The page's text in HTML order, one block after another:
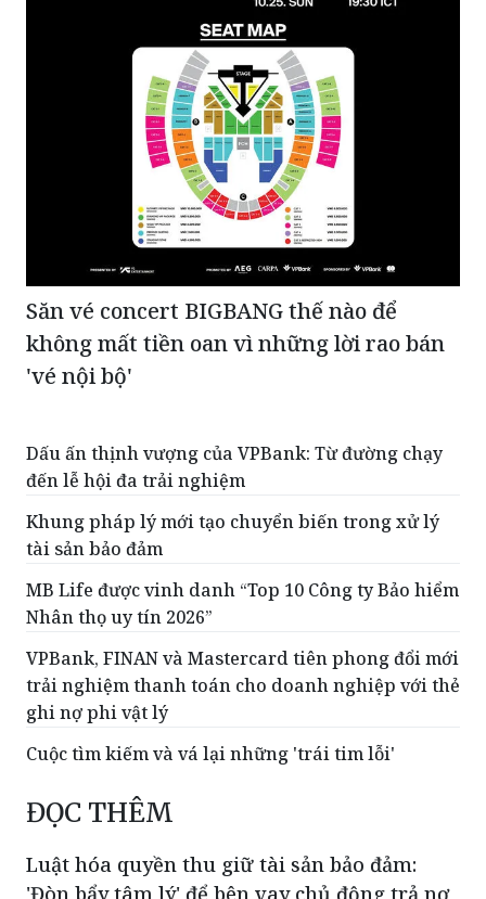
Săn vé concert BIGBANG thế nào để
không mất tiền oan vì những lời rao bán
'vé nội bộ'
Dấu ấn thịnh vượng của VPBank: Từ đường chạy
đến lễ hội đa trải nghiệm
Khung pháp lý mới tạo chuyển biến trong xử lý
tài sản bảo đảm
MB Life được vinh danh “Top 10 Công ty Bảo hiểm
Nhân thọ uy tín 2026”
VPBank, FINAN và Mastercard tiên phong đổi mới
trải nghiệm thanh toán cho doanh nghiệp với thẻ
ghi nợ phi vật lý
Cuộc tìm kiếm và vá lại những 'trái tim lỗi'
ĐỌC THÊM
Luật hóa quyền thu giữ tài sản bảo đảm:
'Đòn bẩy tâm lý' để bên vay chủ động trả nợ